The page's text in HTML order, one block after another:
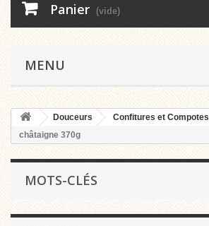
Panier (vide)
MENU
Douceurs Confitures et Compotes
châtaigne 370g
MOTS-CLÉS